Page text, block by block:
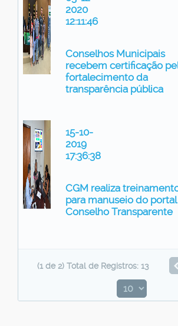
2020
12:11:46
Conselhos Municipais
recebem certificação
fortalecimento da
transparência pública
15-10-
2019
17:36:38
CGM realiza
para manuseio do portal
Conselho Transparente
(1 de 2) Total de Registros: 13